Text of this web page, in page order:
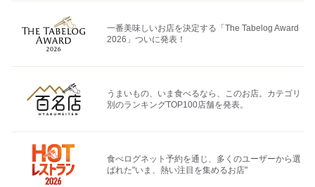
一番美味しいお店を決定する「The Tabelog Award
2026」ついに発表！
うまいもの、いま食べるなら、このお店。カテゴリ
別のランキングTOP100店舗を発表。
食べログネット予約を通じ、多くのユーザーから選
ばれた"いま、熱い注目を集めるお店"